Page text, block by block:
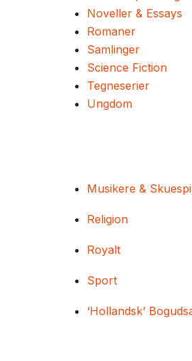
Noveller & Essays
Romaner
Samlinger
Science Fiction
Tegneserier
Ungdom
Musikere &
Religion
Royalt
Sport
‘Hollandsk’